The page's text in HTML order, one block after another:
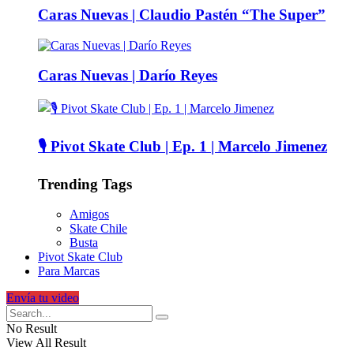
Caras Nuevas | Claudio Pastén “The Super”
Caras Nuevas | Darío Reyes
🎙️ Pivot Skate Club | Ep. 1 | Marcelo Jimenez
Trending Tags
Amigos
Skate Chile
Busta
Pivot Skate Club
Para Marcas
Envía tu video
No Result
View All Result